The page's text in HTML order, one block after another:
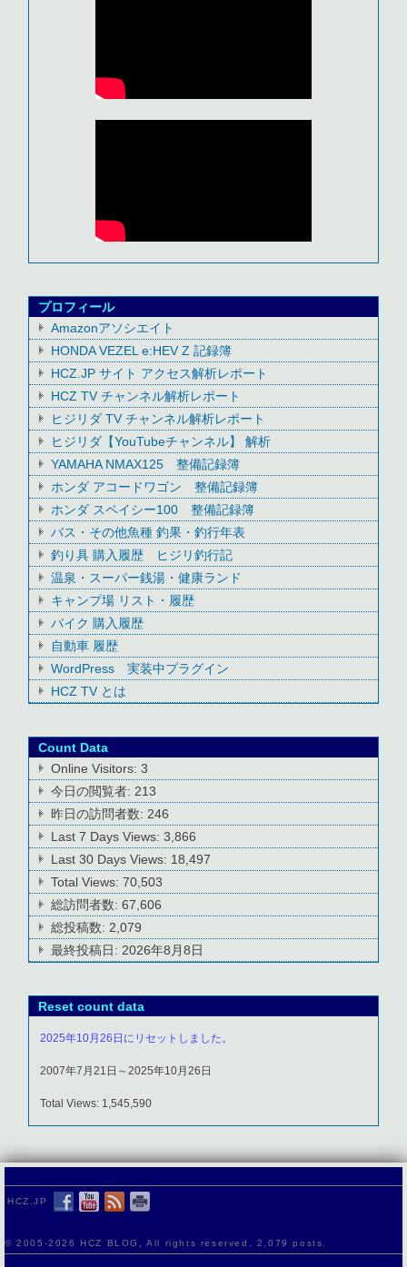
プロフィール
Amazonアソシエイト
HONDA VEZEL e:HEV Z 記録簿
HCZ.JP サイト アクセス解析レポート
HCZ TV チャンネル解析レポート
ヒジリダ TV チャンネル解析レポート
ヒジリダ【YouTubeチャンネル】 解析
YAMAHA NMAX125 整備記録簿
ホンダ アコードワゴン 整備記録簿
ホンダ スペイシー100 整備記録簿
バス・その他魚種 釣果・釣行年表
釣り具 購入履歴 ヒジリ釣行記
温泉・スーパー銭湯・健康ランド
キャンプ場 リスト・履歴
バイク 購入履歴
自動車 履歴
WordPress 実装中プラグイン
HCZ TV とは
Count Data
Online Visitors:3
今日の閲覧者: 213
昨日の訪問者数: 246
Last 7 Days Views:3,866
Last 30 Days Views: 18,497
Total Views:70,503
総訪問者数:67,606
総投稿数: 2,079
最終投稿日: 2026年8月8日
Reset count data
2025年10月26日にリセットしました。
2007年7月21日～2025年10月26日
Total Views: 1,545,590
HCZ.JP
© 2005-2026 HCZ BLOG, All rights reserved. 2,079 posts.